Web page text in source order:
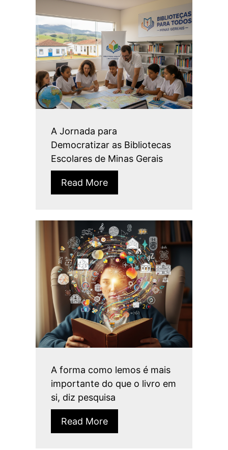
A Jornada para
Democratizar as Bibliotecas
Escolares de Minas Gerais
Read More
A forma como lemos é mais
importante do que o livro em
si, diz pesquisa
Read More